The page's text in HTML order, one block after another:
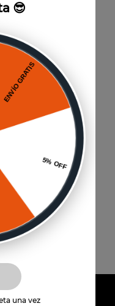
Pago
Chile
😎
una vez